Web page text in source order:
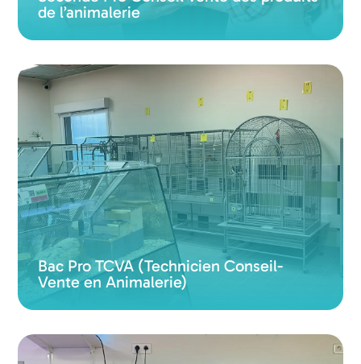
de l’animalerie
Bac Pro TCVA (Technicien Conseil-
Vente en Animalerie)